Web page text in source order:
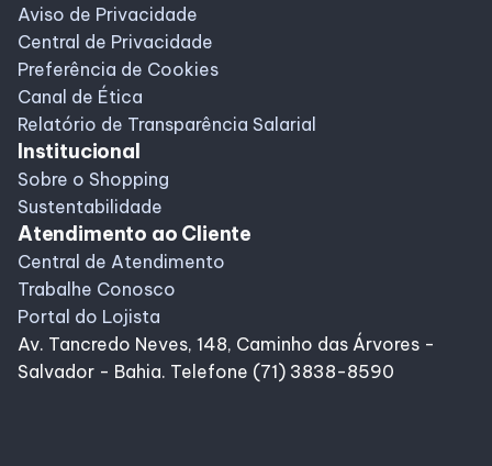
Aviso de Privacidade
Central de Privacidade
Preferência de Cookies
Canal de Ética
Relatório de Transparência Salarial
Institucional
Sobre o Shopping
Sustentabilidade
Atendimento ao Cliente
Central de Atendimento
Trabalhe Conosco
Portal do Lojista
Av. Tancredo Neves, 148, Caminho das Árvores -
Salvador - Bahia. Telefone (71) 3838-8590